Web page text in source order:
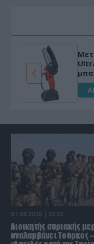
07.08.2026 | 02:02
Διοικητής συριακής
αναλαμβάνει Τούρκος